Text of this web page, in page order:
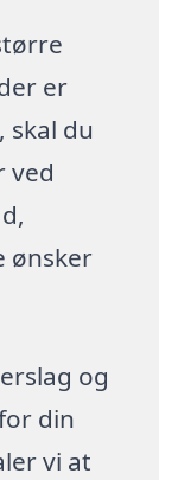
er
skal du
ved
ønsker
og
din
vi at